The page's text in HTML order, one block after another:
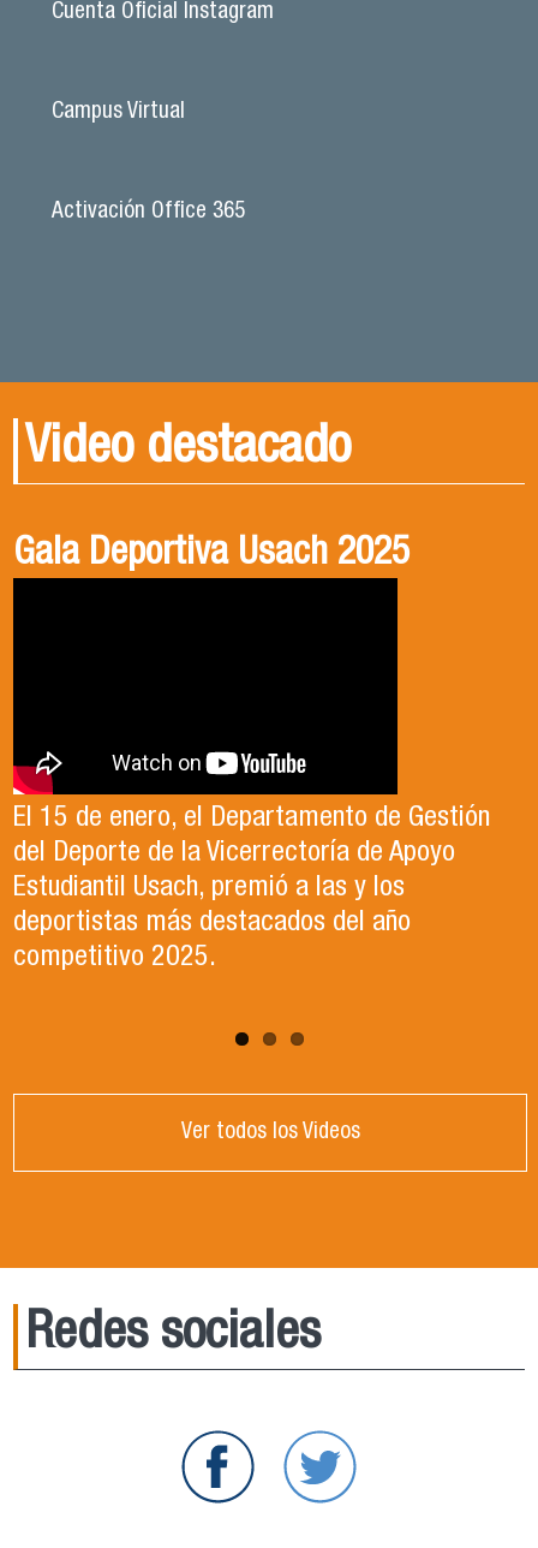
Cuenta Oficial Instagram
Campus Virtual
Activación Office 365
Video destacado
Gala Deportiva Usach 2025
El 15 de enero, el Departamento de Gestión
del Deporte de la Vicerrectoría de Apoyo
Estudiantil Usach, premió a las y los
deportistas más destacados del año
competitivo 2025.
Usach en el Territorio, capítulo 2
En este segundo capítulo conoceremos el
Proyecto Ludo Inclusión, liderado por el
profesor Claudio Farías y estudiantes de
Pedagogía en Educación Física de la Facultad
de Ciencias Médicas de la Uni
Candidatura Director de Escuela
Te invitamos a revisar el video de nuestro
candidato , el Dr. Celso Sanchez para el cargo
de Director de Escuela período 2025-2026.
Ver todos los Videos
Redes sociales